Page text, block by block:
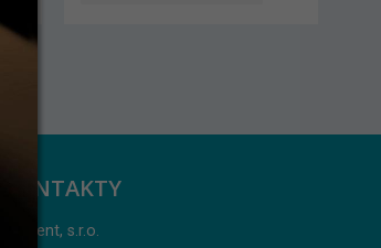
KONTAKTY
Jarident, s.r.o.